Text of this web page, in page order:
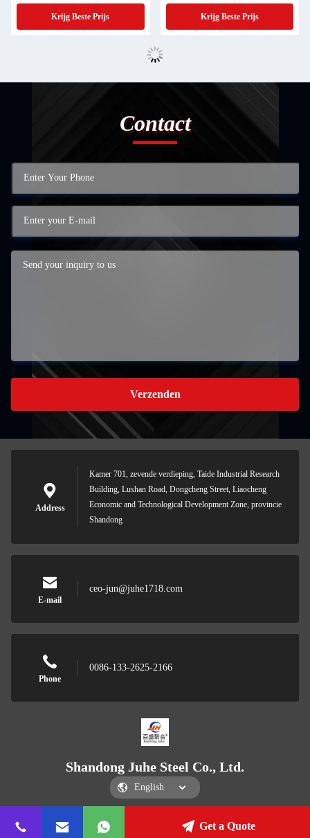
Krijg Beste Prijs Krijg Beste Prijs
Contact
Verzenden
Address
Kamer 701, zevende verdieping, Taide Industrial Research
Building, Lushan Road, Dongcheng Street, Liaocheng
Economic and Technological Development Zone, provincie
Shandong
E-mail
ceo-jun@juhe1718.com
Phone
0086-133-2625-2166
Shandong Juhe Steel Co., Ltd.
Shandong Juhe Steel Co., Ltd.Get a Quote